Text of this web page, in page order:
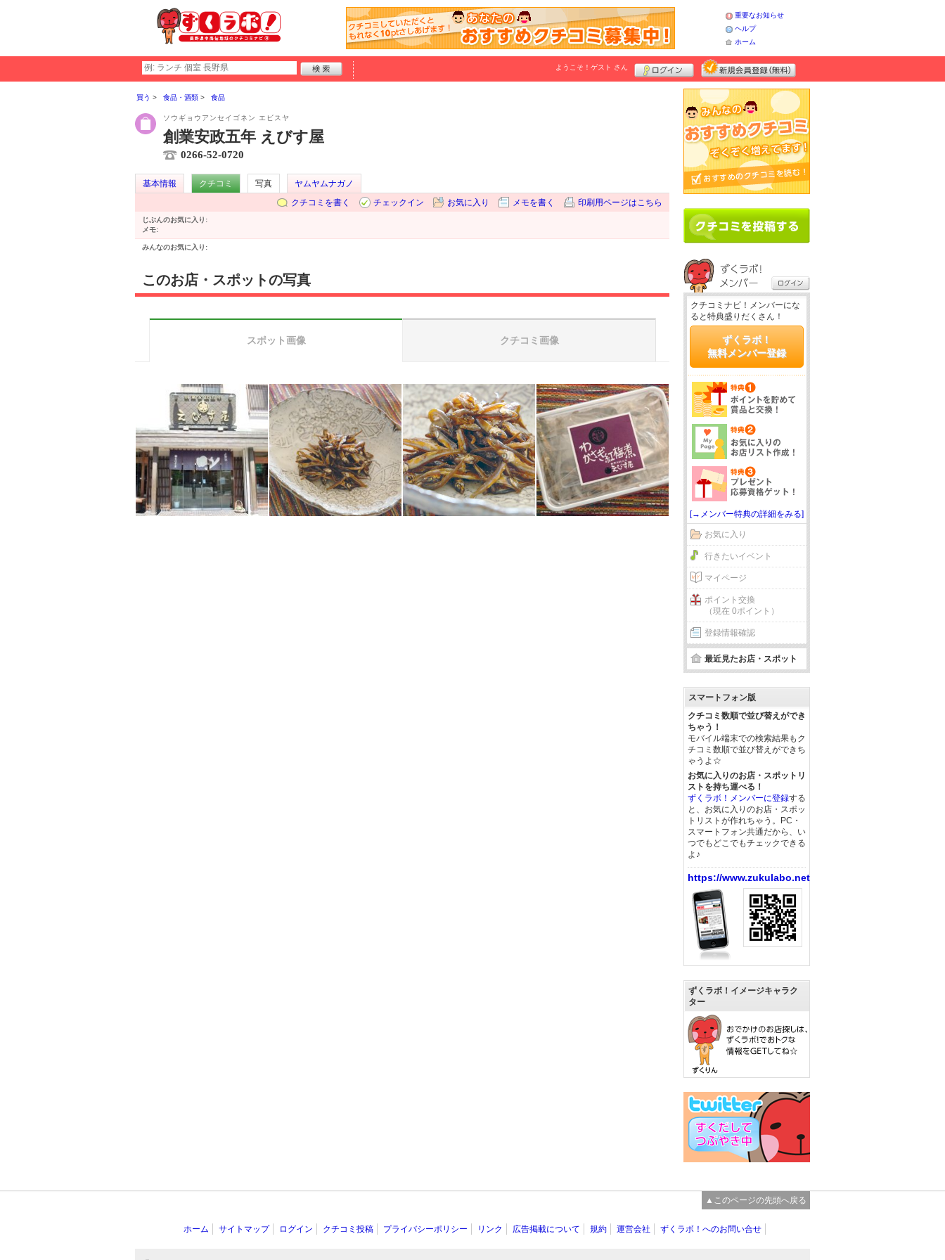
重要なお知らせ
ヘルプ
ホーム
ようこそ！ ゲスト さん
買う 食品・酒類 食品
ソウギョウアンセイゴネン エビスヤ
創業安政五年 えびす屋
0266-52-0720
基本情報 クチコミ 写真
ヤムヤムナガノ
クチコミを書く
チェックイン お気に入り メモを書く 印刷用ページはこちら
じぶんのお気に入り:
メモ:
みんなのお気に入り:
このお店・スポットの写真
スポット画像 クチコミ画像
クチコミナビ！メンバーにな
ると特典盛りだくさん！
ずくラボ！
無料メンバー登録
[→メンバー特典の詳細をみる]
お気に入り
行きたいイベント
マイページ
ポイント交換
（現在 0ポイント）
登録情報確認
最近見たお店・スポット
スマートフォン版
クチコミ数順で並び替えができ
ちゃう！
モバイル端末での検索結果もク
チコミ数順で並び替えができち
ゃうよ☆
お気に入りのお店・スポットリ
ストを持ち運べる！
ずくラボ！メンバーに登録する
と、お気に入りのお店・スポッ
トリストが作れちゃう。PC・
スマートフォン共通だから、い
つでもどこでもチェックできる
よ♪
https://www.zukulabo.net/
ずくラボ！イメージキャラク
ター
▲このページの先頭へ戻る
ホーム サイトマップ ログイン クチコミ投稿 プライバシーポリシー リンク 広告掲載について 規約 運営会社 ずくラボ！へのお問い合せ